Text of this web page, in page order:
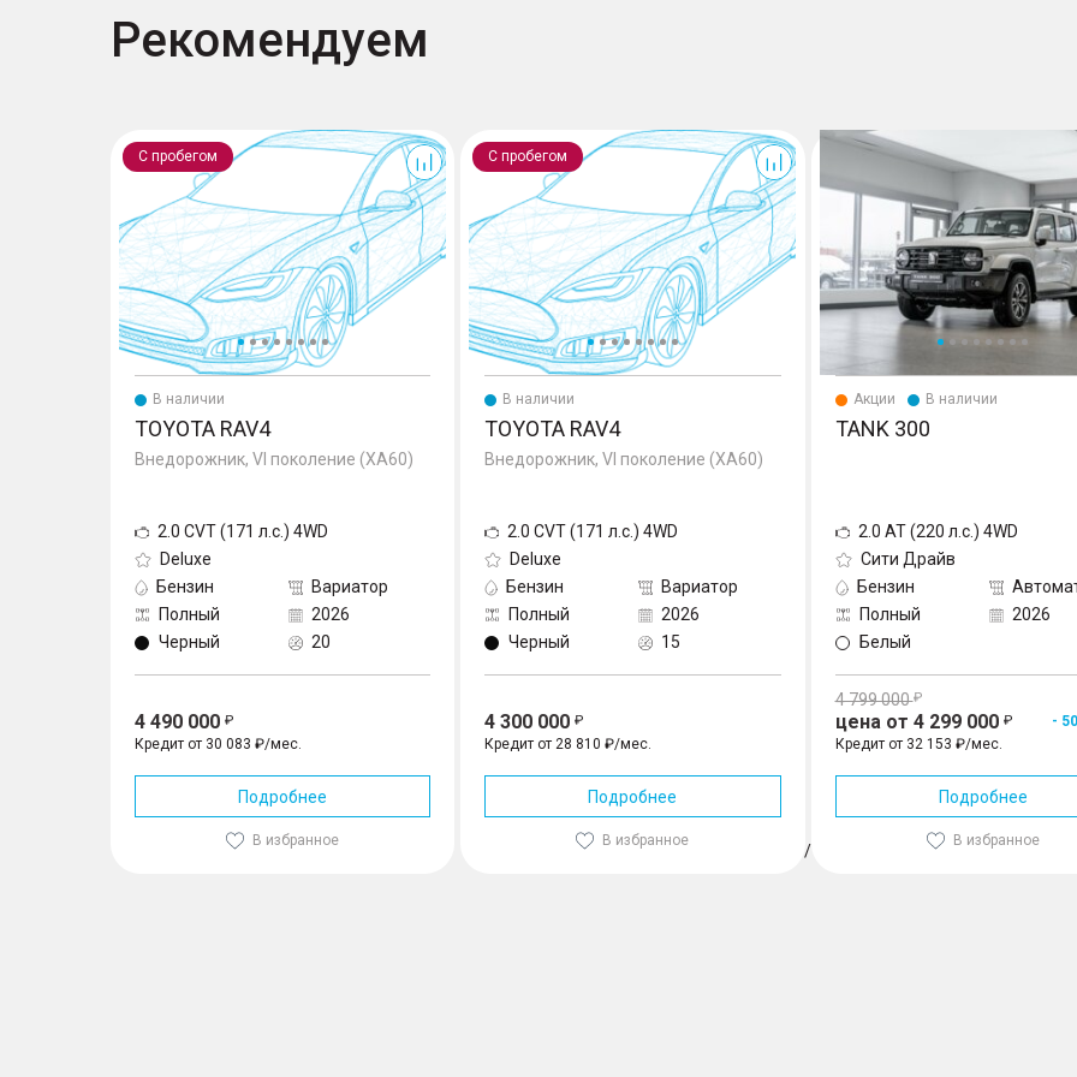
Рекомендуем
С пробегом
RAV4
В наличии
TOYOTA RAV4
Внедорожник, VI поколение (XA60)
2.0 CVT (171 л.с.) 4WD
Deluxe
Бензин
Вариатор
Полный
2026
Черный
20
4 490 000
Кредит от 30 083 ₽/мес.
Подробнее
В избранное
С пробегом
RAV4
В наличии
TOYOTA RAV4
Внедорожник, VI поколение (XA60)
2.0 CVT (171 л.с.) 4WD
Deluxe
Бензин
Вариатор
Полный
2026
Черный
15
4 300 000
Кредит от 28 810 ₽/мес.
Подробнее
В избранное
300
Акции В наличии
TANK 300
2.0 AT (220 л.с.) 4WD
Сити Драйв
Бензин
Полный
2026
Белый
4 799 000
цена от 4 299 000
-
Кредит от 32 153 ₽/мес.
Подробнее
В избранное
/